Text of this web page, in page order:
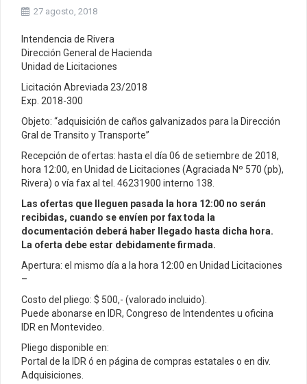
27 agosto, 2018
Intendencia de Rivera
Dirección General de Hacienda
Unidad de Licitaciones
Licitación Abreviada 23/2018
Exp. 2018-300
Objeto: “adquisición de caños galvanizados para la Dirección
Gral de Transito y Transporte”
Recepción de ofertas: hasta el día 06 de setiembre de 2018,
hora 12:00, en Unidad de Licitaciones (Agraciada Nº 570 (pb),
Rivera) o vía fax al tel. 46231900 interno 138.
Las ofertas que lleguen pasada la hora 12:00 no serán
recibidas, cuando se envíen por fax toda la
documentación deberá haber llegado hasta dicha hora.
La oferta debe estar debidamente firmada.
Apertura: el mismo día a la hora 12:00 en Unidad Licitaciones
–
Costo del pliego: $ 500,- (valorado incluido).
Puede abonarse en IDR, Congreso de Intendentes u oficina
IDR en Montevideo.
Pliego disponible en:
Portal de la IDR ó en página de compras estatales o en div.
Adquisiciones.